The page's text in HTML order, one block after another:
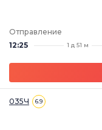
Отправление
12:25
1 д 51 м
035Ч 6.9